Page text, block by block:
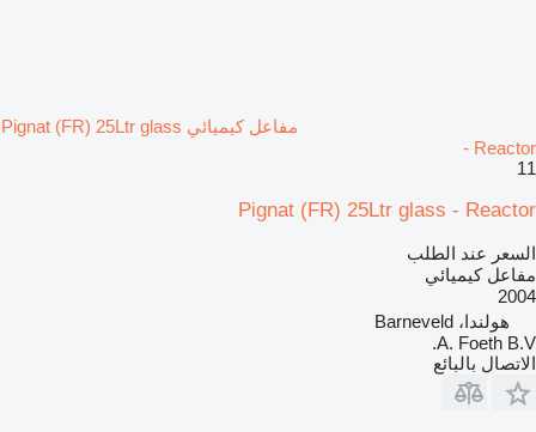
مفاعل كيميائي Pignat (FR) 25Ltr glass
- Reactor
11
Pignat (FR) 25Ltr glass - Reactor
السعر عند الطلب
مفاعل كيميائي
2004
هولندا، Barneveld
A. Foeth B.V.
الاتصال بالبائع